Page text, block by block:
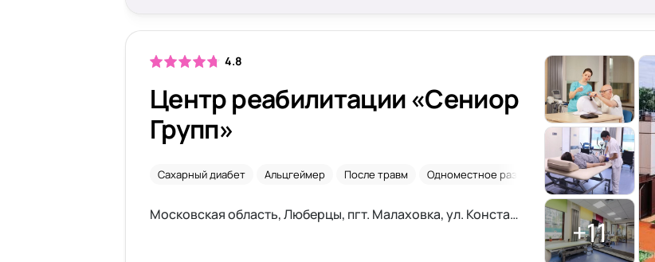
4.8
Центр реабилитации «Сениор
Групп»
Сахарный диабет Альцгеймер После травм Одноместное размещение Паркинсон
Московская область, Люберцы, пгт. Малаховка, ул. Константинова, 42А
+11